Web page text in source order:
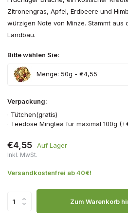
Zitronengras, Apfel, Erdbeere und
würzigen Note von Minze. Stammt aus
Landbau.
Bitte wählen Sie:
Menge: 50g - €4,55
Verpackung:
Tütchen(gratis)
Teedose Mingtea für maximal 100g
€4,55 Auf Lager
Inkl. MwSt.
Versandkostenfrei ab 40€!
Zum Warenkorb